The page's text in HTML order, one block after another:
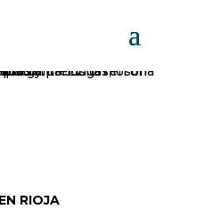
RIOJA